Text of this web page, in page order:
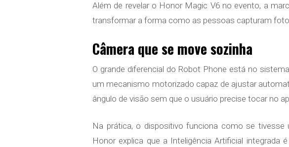
Além de revelar o Honor Magic V6 no evento, a
transformar a forma como as pessoas capturam
Câmera que se move sozinha
O grande diferencial do Robot Phone está no
um mecanismo motorizado capaz de ajustar
ângulo de visão sem que o usuário precise tocar no
Na prática, o dispositivo funciona como se
Honor explica que a Inteligência Artificial